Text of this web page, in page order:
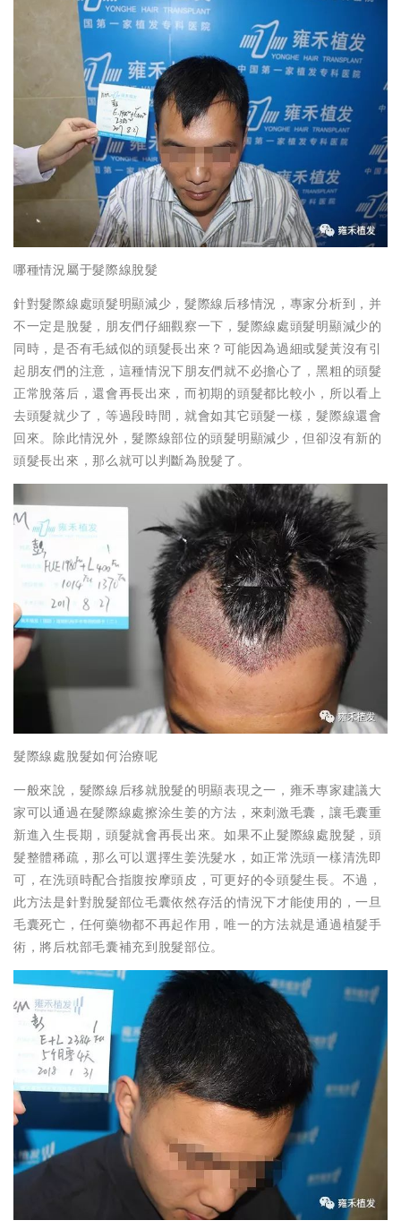
哪種情況屬于髮際線脫髮
針對髮際線處頭髮明顯減少，髮際線后移情況，專家分析到，并
不一定是脫髮，朋友們仔細觀察一下，髮際線處頭髮明顯減少的
同時，是否有毛絨似的頭髮長出來？可能因為過細或髮黃沒有引
起朋友們的注意，這種情況下朋友們就不必擔心了，黑粗的頭髮
正常脫落后，還會再長出來，而初期的頭髮都比較小，所以看上
去頭髮就少了，等過段時間，就會如其它頭髮一樣，髮際線還會
回來。除此情況外，髮際線部位的頭髮明顯減少，但卻沒有新的
頭髮長出來，那么就可以判斷為脫髮了。
髮際線處脫髮如何治療呢
一般來說，髮際線后移就脫髮的明顯表現之一，雍禾專家建議大
家可以通過在髮際線處擦涂生姜的方法，來刺激毛囊，讓毛囊重
新進入生長期，頭髮就會再長出來。如果不止髮際線處脫髮，頭
髮整體稀疏，那么可以選擇生姜洗髮水，如正常洗頭一樣清洗即
可，在洗頭時配合指腹按摩頭皮，可更好的令頭髮生長。不過，
此方法是針對脫髮部位毛囊依然存活的情況下才能使用的，一旦
毛囊死亡，任何藥物都不再起作用，唯一的方法就是通過植髮手
術，將后枕部毛囊補充到脫髮部位。